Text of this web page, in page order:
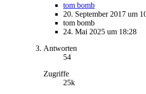
tom bomb
20. September 2017 um
tom bomb
24. Mai 2025 um 18:28
Antworten
54
Zugriffe
25k